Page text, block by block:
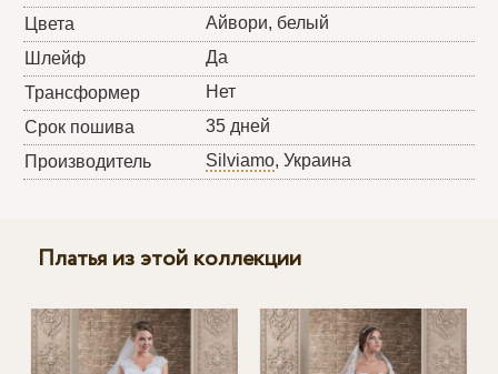
Цвета
Айвори, белый
Шлейф
Да
Трансформер
Нет
Срок пошива
35 дней
Производитель
Silviamo, Украина
Платья из этой коллекции